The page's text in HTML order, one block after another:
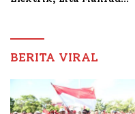
Nabil
BERITA VIRAL